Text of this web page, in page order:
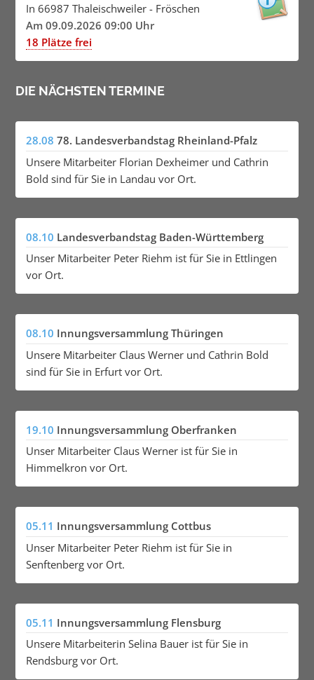
In 66987 Thaleischweiler - Fröschen
Am 09.09.2026 09:00 Uhr
18 Plätze frei
DIE NÄCHSTEN TERMINE
28.08 78. Landesverbandstag Rheinland-Pfalz
Unsere Mitarbeiter Florian Dexheimer und Cathrin
Bold sind für Sie in Landau vor Ort.
08.10 Landesverbandstag Baden-Württemberg
Unser Mitarbeiter Peter Riehm ist für Sie in Ettlingen
vor Ort.
08.10 Innungsversammlung Thüringen
Unsere Mitarbeiter Claus Werner und Cathrin Bold
sind für Sie in Erfurt vor Ort.
19.10 Innungsversammlung Oberfranken
Unser Mitarbeiter Claus Werner ist für Sie in
Himmelkron vor Ort.
05.11 Innungsversammlung Cottbus
Unser Mitarbeiter Peter Riehm ist für Sie in
Senftenberg vor Ort.
05.11 Innungsversammlung Flensburg
Unsere Mitarbeiterin Selina Bauer ist für Sie in
Rendsburg vor Ort.